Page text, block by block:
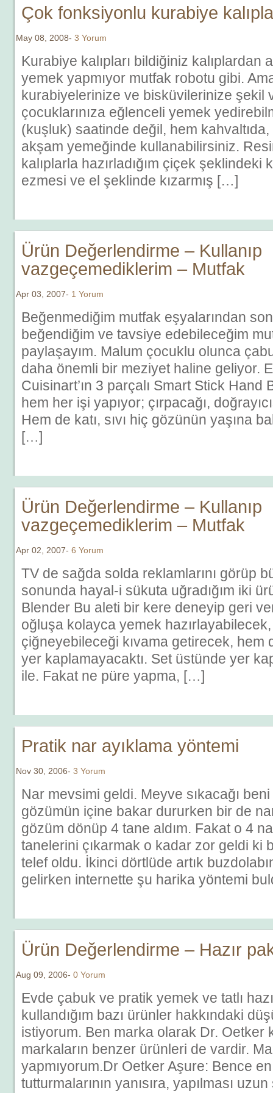
Çok fonksiyonlu kurabiye
May 08, 2008- 3 Yorum
Kurabiye kalıpları bildiğiniz kalıplardan
yemek yapmıyor mutfak robotu gibi.
kurabiyelerinize ve bisküvilerinize şekil
çocuklarınıza eğlenceli yemek
(kuşluk) saatinde değil, hem
akşam yemeğinde kullanabilirsiniz.
kalıplarla hazırladığım çiçek şeklindeki
ezmesi ve el şeklinde kızarmış […]
Ürün Değerlendirme – Kullanıp
vazgeçemediklerim – Mutfak
Apr 03, 2007- 1 Yorum
Beğenmediğim mutfak eşyalarından
beğendiğim ve tavsiye edebileceğim
paylaşayım. Malum çocuklu olunca
daha önemli bir meziyet haline geliyor.
Cuisinart’ın 3 parçalı Smart Stick Hand
hem her işi yapıyor; çırpacağı,
Hem de katı, sıvı hiç gözünün yaşına
[…]
Ürün Değerlendirme – Kullanıp
vazgeçemediklerim – Mutfak
Apr 02, 2007- 6 Yorum
TV de sağda solda reklamlarını görüp
sonunda hayal-i sükuta uğradığım iki
Blender Bu aleti bir kere deneyip geri
oğluşa kolayca yemek
çiğneyebileceği kıvama getirecek, hem
yer kaplamayacaktı. Set üstünde yer
ile. Fakat ne püre yapma, […]
Pratik nar ayıklama yöntemi
Nov 30, 2006- 3 Yorum
Nar mevsimi geldi. Meyve sıkacağı
gözümün içine bakar dururken bir de
gözüm dönüp 4 tane aldım. Fakat o 4
tanelerini çıkarmak o kadar zor geldi ki
telef oldu. İkinci dörtlüde artık
gelirken internette şu harika yöntemi
Ürün Değerlendirme – Hazır
Aug 09, 2006- 0 Yorum
Evde çabuk ve pratik yemek ve tatlı
kullandığım bazı ürünler hakkındaki
istiyorum. Ben marka olarak Dr. Oetker
markaların benzer ürünleri de vardir.
yapmıyorum.Dr Oetker Aşure: Bence
tutturmalarının yanısıra, yapılması